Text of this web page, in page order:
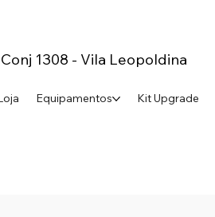
Equipamentos Kit Upgrade
1308 - Vila Leopoldina